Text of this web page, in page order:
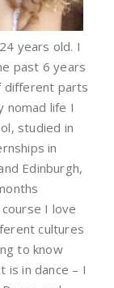
years old. I
past 6 years
different parts
nomad life I
studied in
in
Edinburgh,
I love
cultures
to know
is in dance – I